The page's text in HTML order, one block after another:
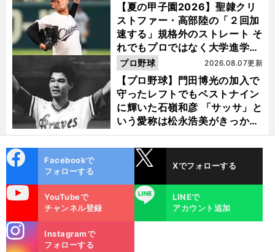
【夏の甲子園2026】聖隷クリ
ストファー・高部陸の「２回加
速する」規格外のストレート そ
れでもプロではなく大学進学を
選ぶ理由
【プロ野球】門田博光の加入で
守ったレフトでもベストナイン
に輝いた石嶺和彦 「サッサ」と
いう愛称は松永浩美がきっか
け？
2026.08.07更新
プロ野球
ok
Facebookで
フォローする
Xでフォローする
YouTubeで
チャンネル登録
LINE
LINEで
アカウント追加
m
Instagramで
フォローする